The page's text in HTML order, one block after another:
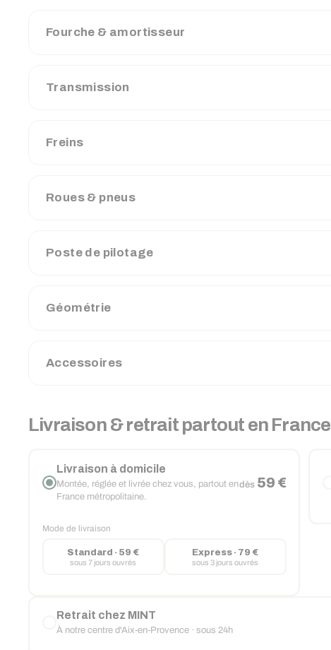
Fourche & amortisseur
Transmission
Freins
Roues & pneus
Poste de pilotage
Géométrie
Accessoires
Livraison & retrait partout en France
Livraison à domicile
Montée, réglée et livrée chez vous, partout en
France métropolitaine.
dès 59 €
Mode de livraison
Standard · 59 €
sous 7 jours ouvrés
Express · 79 €
sous 3 jours ouvrés
Retrait chez MINT
À notre centre d'Aix-en-Provence · sous 24h